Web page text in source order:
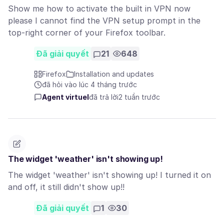
Show me how to activate the built in VPN now
please I cannot find the VPN setup prompt in the
top-right corner of your Firefox toolbar.
Đã giải quyết 21 648
Firefox
Installation and updates
đã hỏi vào lúc 4 tháng trước
Agent virtuel đã trả lời2 tuần trước
The widget 'weather' isn't showing up!
The widget 'weather' isn't showing up! I turned it on
and off, it still didn't show up!!
Đã giải quyết 1 30